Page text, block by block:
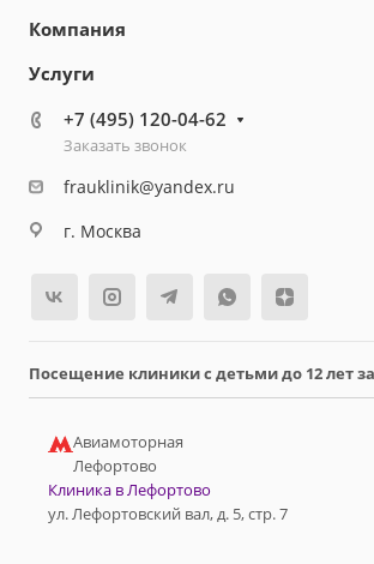
Компания
Услуги
+7 (495) 120-04-62
Заказать звонок
frauklinik@yandex.ru
г. Москва
Посещение клиники с детьми до 12 лет
Авиамоторная
Лефортово
Клиника в Лефортово
ул. Лефортовский вал, д. 5, стр. 7